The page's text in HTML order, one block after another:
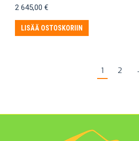
2 645,00 €
LISÄÄ OSTOSKORIIN
1 2